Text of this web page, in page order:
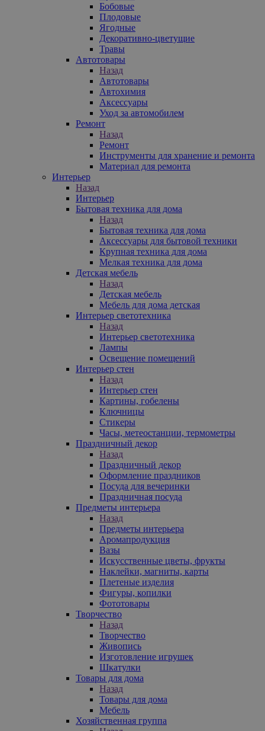
Бобовые
Плодовые
Ягодные
Декоративно-цветущие
Травы
Автотовары
Назад
Автотовары
Автохимия
Аксессуары
Уход за автомобилем
Ремонт
Назад
Ремонт
Инструменты для хранение и ремонта
Материал для ремонта
Интерьер
Назад
Интерьер
Бытовая техника для дома
Назад
Бытовая техника для дома
Аксессуары для бытовой техники
Крупная техника для дома
Мелкая техника для дома
Детская мебель
Назад
Детская мебель
Мебель для дома детская
Интерьер светотехника
Назад
Интерьер светотехника
Лампы
Освещение помещений
Интерьер стен
Назад
Интерьер стен
Картины, гобелены
Ключницы
Стикеры
Часы, метеостанции, термометры
Праздничный декор
Назад
Праздничный декор
Оформление праздников
Посуда для вечеринки
Праздничная посуда
Предметы интерьера
Назад
Предметы интерьера
Аромапродукция
Вазы
Искусственные цветы, фрукты
Наклейки, магниты, карты
Плетеные изделия
Фигуры, копилки
Фототовары
Творчество
Назад
Творчество
Живопись
Изготовление игрушек
Шкатулки
Товары для дома
Назад
Товары для дома
Мебель
Хозяйственная группа